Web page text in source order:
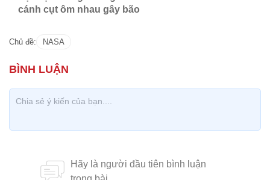
cánh cụt ôm nhau gây bão
Chủ đề: NASA